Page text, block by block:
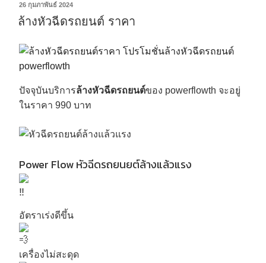
26 กุมภาพันธ์ 2024
ล้างหัวฉีดรถยนต์ ราคา
ปัจจุบันบริการล้างหัวฉีดรถยนต์ของ powerflowth จะอยู่
ในราคา 990 บาท
Power Flow หัวฉีดรถยนยต์ล้างแล้วแรง
อัตราเร่งดีขึ้น
เครื่องไม่สะดุด